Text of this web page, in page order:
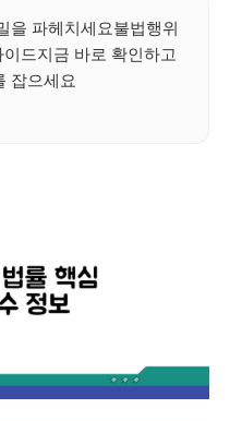
을 파헤치세요불법행위
드지금 바로 확인하고
잡으세요